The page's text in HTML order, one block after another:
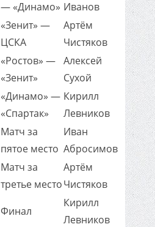
— «Динамо» Иванов
«Зенит» —
ЦСКА
Артём
Чистяков
«Ростов» —
«Зенит»
Алексей
Сухой
«Динамо» —
«Спартак»
Кирилл
Левников
Матч за
пятое место
Иван
Абросимов
Матч за
третье место
Артём
Чистяков
Финал
Кирилл
Левников